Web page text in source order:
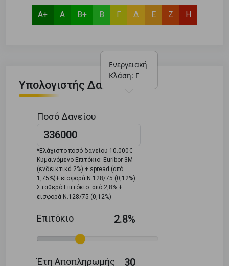
Α+ Α Β+ Β Γ
Ενεργειακή
Κλάση: Γ
Δ Ε Ζ Η
Υπολογιστής Δανείου
Ποσό Δανείου
*Ελάχιστο ποσό δανείου 10.000€
Κυμαινόμενο Επιτόκιο: Euribor 3M
(ενδεικτικά 2%) + spread (από
1,75%)+ εισφορά Ν.128/75 (0,12%)
Σταθερό Επιτόκιο: από 2,8% +
εισφορά Ν.128/75 (0,12%)
Επιτόκιο 2.8%
Έτη Αποπληρωμής 30